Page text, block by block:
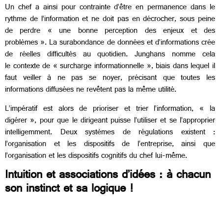
Un chef a ainsi pour contrainte d’être en permanence dans le
rythme de l’information et ne doit pas en décrocher, sous peine
de perdre « une bonne perception des enjeux et des
problèmes ». La surabondance de données et d’informations crée
de réelles difficultés au quotidien. Junghans nomme cela
le contexte de « surcharge informationnelle », biais dans lequel il
faut veiller à ne pas se noyer, précisant que toutes les
informations diffusées ne revêtent pas la même utilité.
L’impératif est alors de prioriser et trier l’information, « la
digérer », pour que le dirigeant puisse l’utiliser et se l’approprier
intelligemment. Deux systèmes de régulations existent :
l’organisation et les dispositifs de l’entreprise, ainsi que
l’organisation et les dispositifs cognitifs du chef lui-même.
Intuition et associations d’idées : à chacun
son instinct et sa logique !